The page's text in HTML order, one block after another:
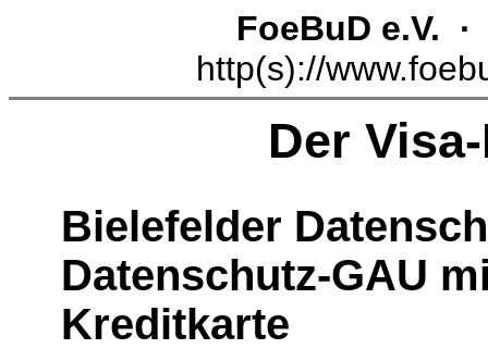
FoeBuD e.V.
http(s)://
Der
Bielefelder
Datenschutz-GAU
Kreditkarte